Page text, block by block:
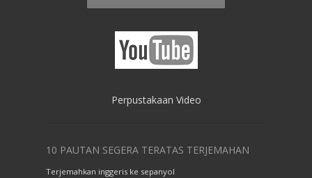
Perpustakaan Video
10 PAUTAN SEGERA TERATAS TERJEMAHAN
Terjemahkan inggeris ke sepanyol